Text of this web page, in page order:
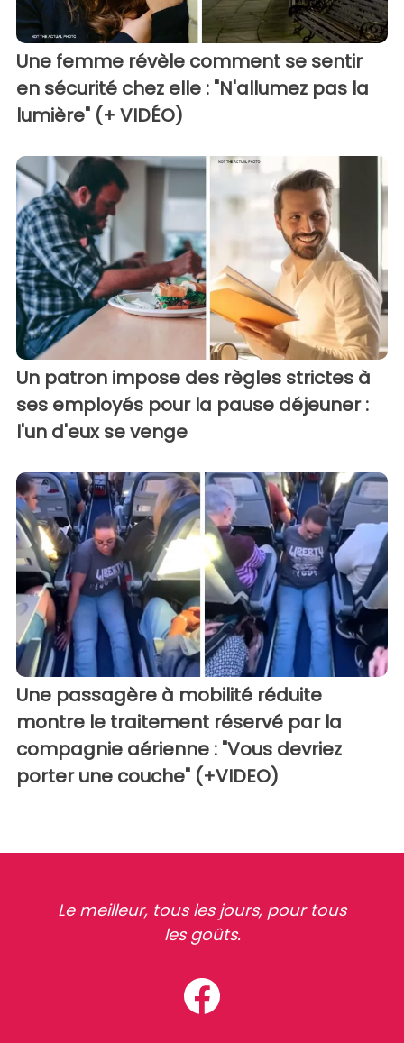
Une femme révèle comment se sentir
en sécurité chez elle : "N'allumez pas la
lumière" (+ VIDÉO)
Un patron impose des règles strictes à
ses employés pour la pause déjeuner :
l'un d'eux se venge
Une passagère à mobilité réduite
montre le traitement réservé par la
compagnie aérienne : "Vous devriez
porter une couche" (+VIDEO)
Le meilleur, tous les jours, pour tous
les goûts.